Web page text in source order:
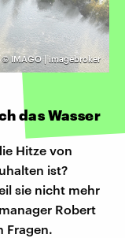
©IMAGO | imagebroker
das Wasser
Hitze von
ist?
sie nicht mehr
Robert
Fragen.